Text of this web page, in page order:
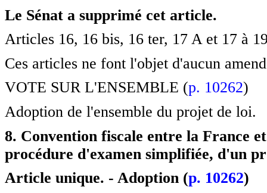
Le Sénat a supprimé cet article.
Articles 16, 16 bis, 16 ter, 17 A et 17 à
Ces articles ne font l'objet d'aucun
VOTE SUR L'ENSEMBLE (p. 10262)
Adoption de l'ensemble du projet de loi.
8. Convention fiscale entre la France
procédure d'examen simplifiée, d'un
Article unique. - Adoption (p. 10262)